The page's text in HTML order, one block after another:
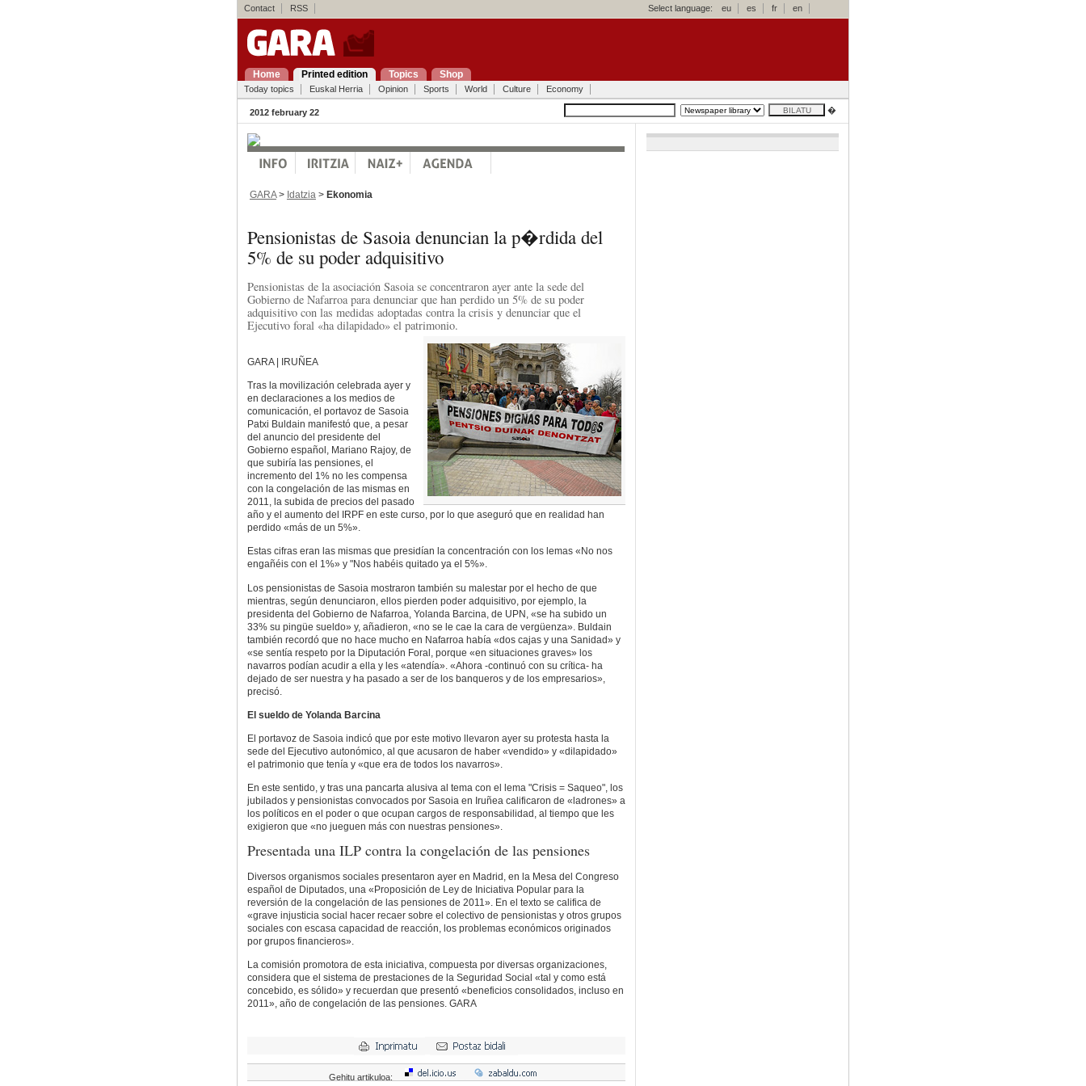
Contact RSS Select language: eu es fr en
Home Printed edition Topics Shop
Today topics Euskal Herria Opinion Sports World Culture Economy
2012 february 22 �
GARA> Idatzia > Ekonomia
Pensionistas de Sasoia denuncian la p�rdida del
5% de su poder adquisitivo
Pensionistas de la asociación Sasoia se concentraron ayer ante la sede del
Gobierno de Nafarroa para denunciar que han perdido un 5% de su poder
adquisitivo con las medidas adoptadas contra la crisis y denunciar que el
Ejecutivo foral «ha dilapidado» el patrimonio.
GARA | IRUÑEA
Tras la movilización celebrada ayer y
en declaraciones a los medios de
comunicación, el portavoz de Sasoia
Patxi Buldain manifestó que, a pesar
del anuncio del presidente del
Gobierno español, Mariano Rajoy, de
que subiría las pensiones, el
incremento del 1% no les compensa
con la congelación de las mismas en
2011, la subida de precios del pasado
año y el aumento del IRPF en este curso, por lo que aseguró que en realidad han
perdido «más de un 5%».
Estas cifras eran las mismas que presidían la concentración con los lemas «No nos
engañéis con el 1%» y "Nos habéis quitado ya el 5%».
Los pensionistas de Sasoia mostraron también su malestar por el hecho de que
mientras, según denunciaron, ellos pierden poder adquisitivo, por ejemplo, la
presidenta del Gobierno de Nafarroa, Yolanda Barcina, de UPN, «se ha subido un
33% su pingüe sueldo» y, añadieron, «no se le cae la cara de vergüenza». Buldain
también recordó que no hace mucho en Nafarroa había «dos cajas y una Sanidad» y
«se sentía respeto por la Diputación Foral, porque «en situaciones graves» los
navarros podían acudir a ella y les «atendía». «Ahora -continuó con su crítica- ha
dejado de ser nuestra y ha pasado a ser de los banqueros y de los empresarios»,
precisó.
El sueldo de Yolanda Barcina
El portavoz de Sasoia indicó que por este motivo llevaron ayer su protesta hasta la
sede del Ejecutivo autonómico, al que acusaron de haber «vendido» y «dilapidado»
el patrimonio que tenía y «que era de todos los navarros».
En este sentido, y tras una pancarta alusiva al tema con el lema "Crisis = Saqueo", los
jubilados y pensionistas convocados por Sasoia en Iruñea calificaron de «ladrones» a
los políticos en el poder o que ocupan cargos de responsabilidad, al tiempo que les
exigieron que «no jueguen más con nuestras pensiones».
Presentada una ILP contra la congelación de las pensiones
Diversos organismos sociales presentaron ayer en Madrid, en la Mesa del Congreso
español de Diputados, una «Proposición de Ley de Iniciativa Popular para la
reversión de la congelación de las pensiones de 2011». En el texto se califica de
«grave injusticia social hacer recaer sobre el colectivo de pensionistas y otros grupos
sociales con escasa capacidad de reacción, los problemas económicos originados
por grupos financieros».
La comisión promotora de esta iniciativa, compuesta por diversas organizaciones,
considera que el sistema de prestaciones de la Seguridad Social «tal y como está
concebido, es sólido» y recuerdan que presentó «beneficios consolidados, incluso en
2011», año de congelación de las pensiones. GARA
Gehitu artikuloa: